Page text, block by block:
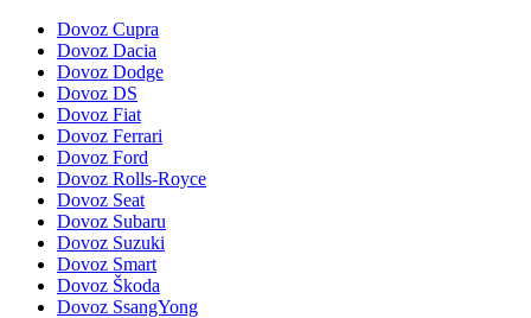
Dovoz Cupra
Dovoz Dacia
Dovoz Dodge
Dovoz DS
Dovoz Fiat
Dovoz Ferrari
Dovoz Ford
Dovoz Rolls-Royce
Dovoz Seat
Dovoz Subaru
Dovoz Suzuki
Dovoz Smart
Dovoz Škoda
Dovoz SsangYong